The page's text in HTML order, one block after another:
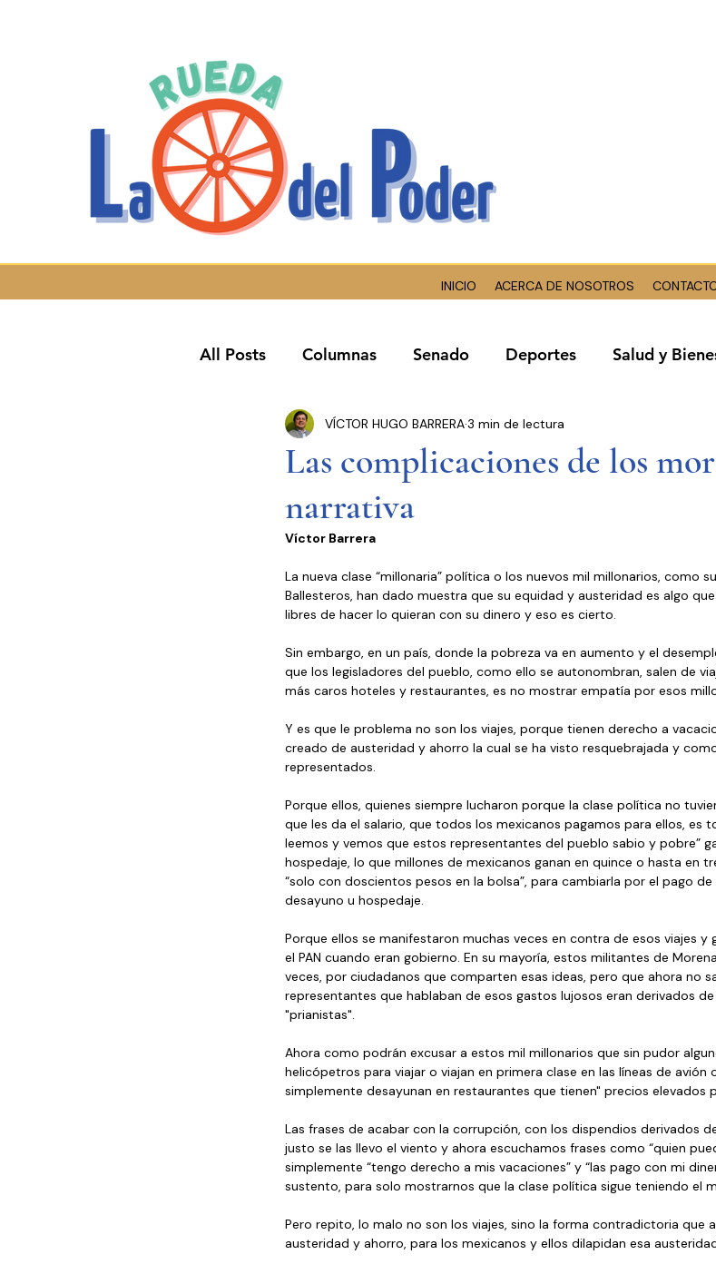
INICIO ACERCA DE NOSOTROS
All Posts Columnas Senado Deportes Salud y
Congreso Cdmx Presidencia Entrevistas
Seguridad Pública Ciudad de México
Estados y Municipios Partidos Políticos Poder Judicial
Las complicaciones de los
narrativa
VÍCTOR HUGO BARRERA3 min de lectura
Víctor Barrera
La nueva clase “millonaria” política o los nuevos mil millonarios, como
Ballesteros, han dado muestra que su equidad y austeridad es algo
libres de hacer lo quieran con su dinero y eso es cierto.
Sin embargo, en un país, donde la pobreza va en aumento y el
que los legisladores del pueblo, como ello se autonombran, salen de
más caros hoteles y restaurantes, es no mostrar empatía por esos
Y es que le problema no son los viajes, porque tienen derecho a
creado de austeridad y ahorro la cual se ha visto resquebrajada y
representados.
Porque ellos, quienes siempre lucharon porque la clase política no
que les da el salario, que todos los mexicanos pagamos para ellos, es
leemos y vemos que estos representantes del pueblo sabio y pobre”
hospedaje, lo que millones de mexicanos ganan en quince o hasta en
“solo con doscientos pesos en la bolsa”, para cambiarla por el pago
desayuno u hospedaje.
Porque ellos se manifestaron muchas veces en contra de esos viajes y
el PAN cuando eran gobierno. En su mayoría, estos militantes de
veces, por ciudadanos que comparten esas ideas, pero que ahora no
representantes que hablaban de esos gastos lujosos eran derivados
"prianistas".
Ahora como podrán excusar a estos mil millonarios que sin pudor
helicópetros para viajar o viajan en primera clase en las líneas de
simplemente desayunan en restaurantes que tienen" precios elevados
Las frases de acabar con la corrupción, con los dispendios derivados
justo se las llevo el viento y ahora escuchamos frases como “quien
simplemente “tengo derecho a mis vacaciones” y “las pago con mi
sustento, para solo mostrarnos que la clase política sigue teniendo el
Pero repito, lo malo no son los viajes, sino la forma contradictoria que
austeridad y ahorro, para los mexicanos y ellos dilapidan esa